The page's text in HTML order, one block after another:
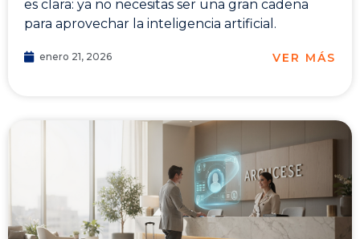
es clara: ya no necesitas ser una gran cadena
para aprovechar la inteligencia artificial.
enero 21, 2026 VER MÁS